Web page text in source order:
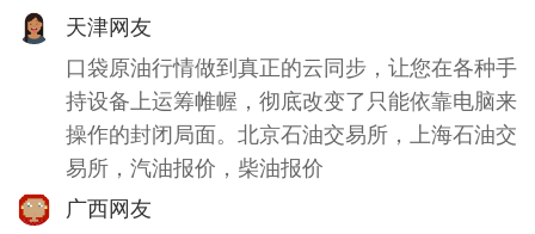
天津网友
口袋原油行情做到真正的云同步，让您在各种手
持设备上运筹帷幄，彻底改变了只能依靠电脑来
操作的封闭局面。北京石油交易所，上海石油交
易所，汽油报价，柴油报价
广西网友